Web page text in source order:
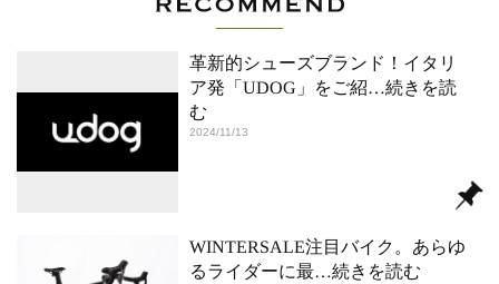
革新的シューズブランド！イタリ
ア発「UDOG」をご紹…続きを読
む
2024/11/13
WINTERSALE注目バイク。あらゆ
るライダーに最…続きを読む